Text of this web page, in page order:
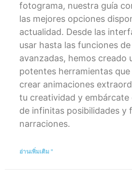
fotograma, nuestra guía
las mejores opciones
actualidad. Desde las
usar hasta las funciones
avanzadas, hemos creado
potentes herramientas
crear animaciones
tu creatividad y embárcate
de infinitas posibilidades y
narraciones.
อ่านเพิ่มเติม "